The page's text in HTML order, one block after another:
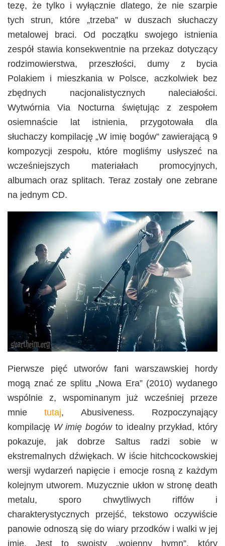
tezę, że tylko i wyłącznie dlatego, że nie szarpie
tych strun, które „trzeba” w duszach słuchaczy
metalowej braci. Od początku swojego istnienia
zespół stawia konsekwentnie na przekaz dotyczący
rodzimowierstwa, przeszłości, dumy z bycia
Polakiem i mieszkania w Polsce, aczkolwiek bez
zbędnych nacjonalistycznych naleciałości.
Wytwórnia Via Nocturna świętując z zespołem
osiemnaście lat istnienia, przygotowała dla
słuchaczy kompilację „W imię bogów” zawierającą 9
kompozycji zespołu, które mogliśmy usłyszeć na
wcześniejszych materiałach promocyjnych,
albumach oraz splitach. Teraz zostały one zebrane
na jednym CD.
Pierwsze pięć utworów fani warszawskiej hordy
mogą znać ze splitu „Nowa Era” (2010) wydanego
wspólnie z, wspominanym już wcześniej przeze
mnietutaj, Abusiveness. Rozpoczynający
kompilację W imię bogówto idealny przykład, który
pokazuje, jak dobrze Saltus radzi sobie w
ekstremalnych dźwiękach. W iście hitchcockowskiej
wersji wydarzeń napięcie i emocje rosną z każdym
kolejnym utworem. Muzycznie ukłon w stronę death
metalu, sporo chwytliwych riffów i
charakterystycznych przejść, tekstowo oczywiście
panowie odnoszą się do wiary przodków i walki w jej
imię. Jest to swoisty „wojenny hymn”, który